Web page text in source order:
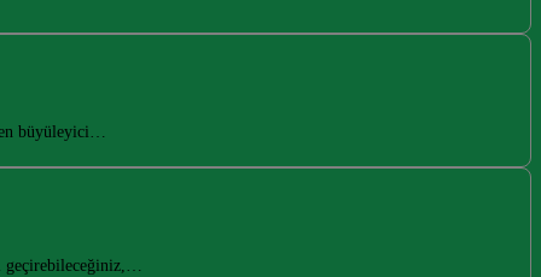
büyüleyici…
geçirebileceğiniz,…